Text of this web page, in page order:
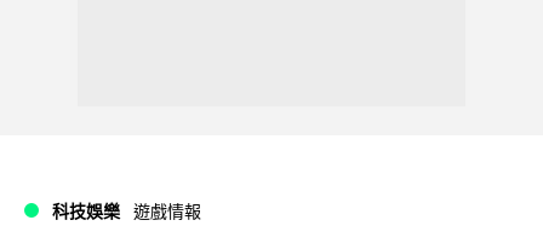
科技娛樂 遊戲情報